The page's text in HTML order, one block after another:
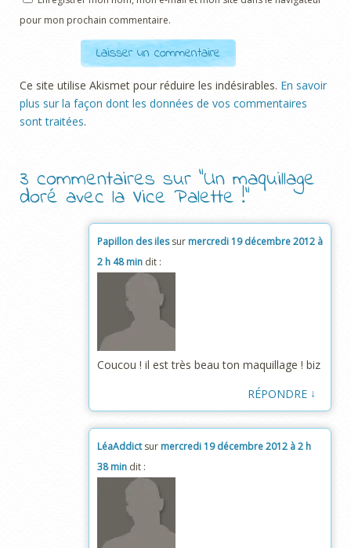
pour mon prochain commentaire.
Ce site utilise Akismet pour réduire les indésirables. En savoir
plus sur la façon dont les données de vos commentaires
sont traitées.
3 commentaires sur “Un maquillage
doré avec la Vice Palette !”
Papillon des ilessur mercredi 19 décembre 2012 à
2 h 48 min dit :
Coucou ! il est très beau ton maquillage ! biz
RÉPONDRE ↓
LéaAddictsur mercredi 19 décembre 2012 à 2 h
38 min dit :